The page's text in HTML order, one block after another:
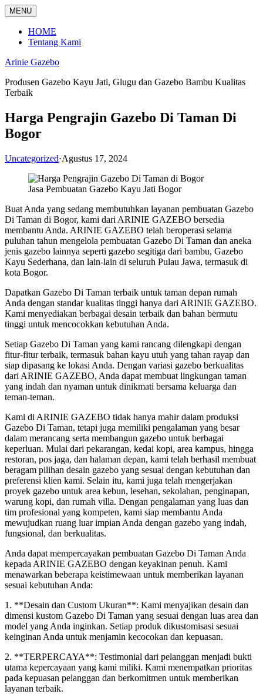
Langsung
ke
konten
MENU
HOME
Tentang Kami
Arinie Gazebo
Produsen Gazebo Kayu Jati, Glugu dan Gazebo Bambu Kualitas
Terbaik
Harga Pengrajin Gazebo Di Taman Di
Bogor
Uncategorized·Agustus 17, 2024
Jasa Pembuatan Gazebo Kayu Jati Bogor
Buat Anda yang sedang membutuhkan layanan pembuatan Gazebo
Di Taman di Bogor, kami dari ARINIE GAZEBO bersedia
membantu Anda. ARINIE GAZEBO telah beroperasi selama
puluhan tahun mengelola pembuatan Gazebo Di Taman dan aneka
jenis gazebo lainnya seperti gazebo segitiga dari bambu, Gazebo
Kayu Sederhana, dan lain-lain di seluruh Pulau Jawa, termasuk di
kota Bogor.
Dapatkan Gazebo Di Taman terbaik untuk taman depan rumah
Anda dengan standar kualitas tinggi hanya dari ARINIE GAZEBO.
Kami menyediakan berbagai desain terbaik dan bahan bermutu
tinggi untuk mencocokkan kebutuhan Anda.
Setiap Gazebo Di Taman yang kami rancang dilengkapi dengan
fitur-fitur terbaik, termasuk bahan kayu utuh yang tahan rayap dan
siap dipasang ke lokasi Anda. Dengan variasi gazebo berkualitas
dari ARINIE GAZEBO, Anda dapat membuat lingkungan taman
yang indah dan nyaman untuk dinikmati bersama keluarga dan
teman-teman.
Kami di ARINIE GAZEBO tidak hanya mahir dalam produksi
Gazebo Di Taman, tetapi juga memiliki pengalaman yang besar
dalam merancang serta membangun gazebo untuk berbagai
keperluan. Mulai dari pekarangan, kedai kopi, area kampus, hingga
restoran, pos jaga, dan halaman depan, kami telah berhasil membuat
beragam pilihan desain gazebo yang sesuai dengan kebutuhan dan
preferensi klien kami. Selain itu, kami juga telah mengerjakan
proyek gazebo untuk area kebun, lesehan, sekolahan, penginapan,
warung kopi, dan rumah villa. Dengan pengalaman yang luas dan
tim profesional yang kompeten, kami siap membantu Anda
mewujudkan ruang luar impian Anda dengan gazebo yang indah,
fungsional, dan berkualitas.
Anda dapat mempercayakan pembuatan Gazebo Di Taman Anda
kepada ARINIE GAZEBO dengan keyakinan penuh. Kami
menawarkan beberapa keistimewaan untuk memberikan layanan
sesuai kebutuhan Anda:
1. **Desain dan Custom Ukuran**: Kami menyajikan desain dan
dimensi kustom Gazebo Di Taman yang sesuai dengan luas area dan
model yang Anda inginkan. Setiap produk dikustomisasi sesuai
keinginan Anda untuk menjamin kecocokan dan kepuasan.
2. **TERPERCAYA**: Testimonial dari pelanggan menjadi bukti
utama kepercayaan yang kami miliki. Kami menempatkan prioritas
pada kepuasan pelanggan dan berkomitmen untuk memberikan
layanan terbaik.